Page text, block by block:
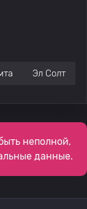
Эл Солт
неполной,
данные.